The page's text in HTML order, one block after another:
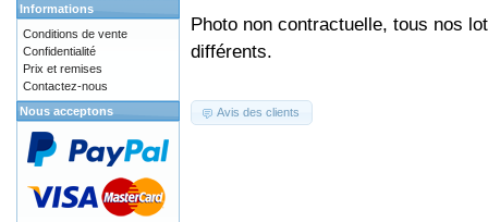
Photo non contractuelle, tous nos
différents.
Avis des clients
Informations
Conditions de vente
Confidentialité
Prix et remises
Contactez-nous
Nous acceptons